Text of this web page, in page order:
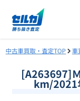
中古車買取・査定TOP 車
[A263697]
km/2021